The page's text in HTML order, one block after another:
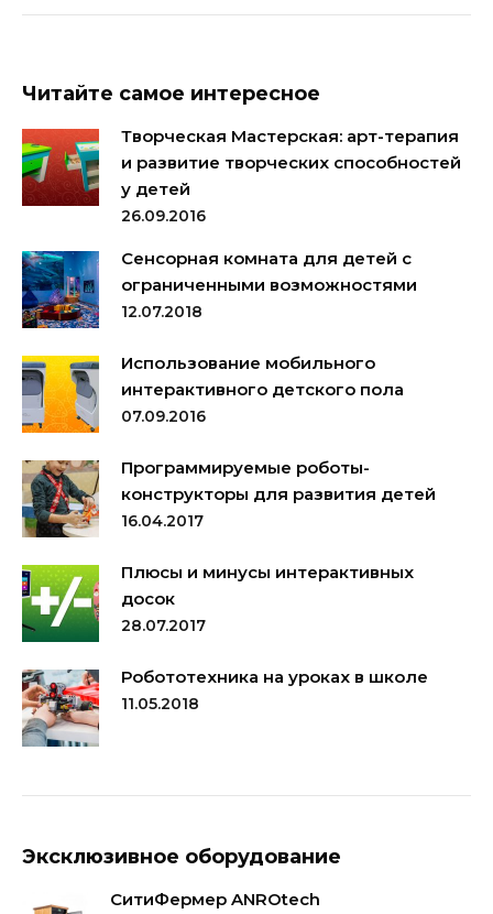
Читайте самое интересное
Творческая Мастерская: арт-терапия
и развитие творческих способностей
у детей
26.09.2016
Сенсорная комната для детей с
ограниченными возможностями
12.07.2018
Использование мобильного
интерактивного детского пола
07.09.2016
Программируемые роботы-
конструкторы для развития детей
16.04.2017
Плюсы и минусы интерактивных
досок
28.07.2017
Робототехника на уроках в школе
11.05.2018
Эксклюзивное оборудование
СитиФермер ANROtech